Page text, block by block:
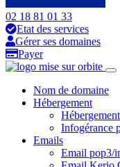
02 18 81 01 33
Etat des services
Gérer ses domaines
Payer
Nom de domaine
Hébergement
Infogérance
Emails
Email pop3/